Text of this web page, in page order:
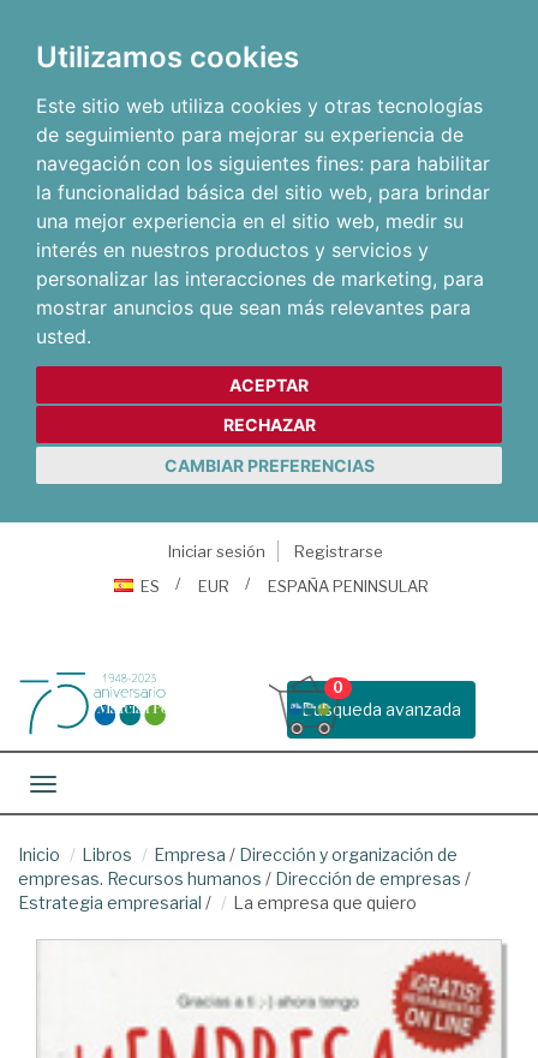
Utilizamos cookies
Este sitio web utiliza cookies y otras tecnologías
de seguimiento para mejorar su experiencia de
navegación con los siguientes fines: para habilitar
la funcionalidad básica del sitio web, para brindar
una mejor experiencia en el sitio web, medir su
interés en nuestros productos y servicios y
personalizar las interacciones de marketing, para
mostrar anuncios que sean más relevantes para
usted.
ACEPTAR
RECHAZAR
CAMBIAR PREFERENCIAS
Iniciar sesión
Registrarse
ES
EUR ESPAÑA PENINSULAR
Busqueda avanzada
0
Toggle navigation
Inicio Libros Empresa / Dirección y organización de
empresas. Recursos humanos / Dirección de empresas /
Estrategia empresarial / La empresa que quiero